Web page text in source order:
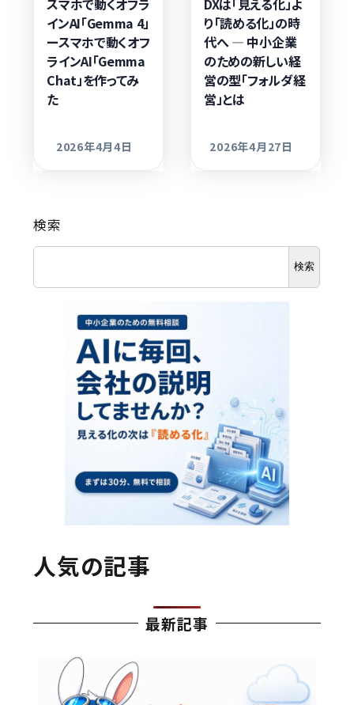
スマホで動くオフラ
インAI「Gemma 4」
ースマホで動くオフ
ラインAI「Gemma
Chat」を作ってみ
た
更新日
2026年4月4日
DXは「見える化」よ
り「読める化」の時
代へ — 中小企業
のための新しい経
営の型「フォルダ経
営」とは
更新日
2026年4月27日
検索
検索
人気の記事
最新記事